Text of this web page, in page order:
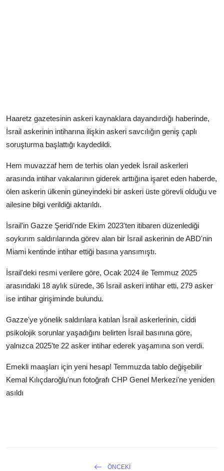
Haaretz gazetesinin askeri kaynaklara dayandırdığı haberinde,
İsrail askerinin intiharına ilişkin askeri savcılığın geniş çaplı
soruşturma başlattığı kaydedildi.
Hem muvazzaf hem de terhis olan yedek İsrail askerleri
arasında intihar vakalarının giderek arttığına işaret eden haberde,
ölen askerin ülkenin güneyindeki bir askeri üste görevli olduğu ve
ailesine bilgi verildiği aktarıldı.
İsrail'in Gazze Şeridi'nde Ekim 2023'ten itibaren düzenlediği
soykırım saldırılarında görev alan bir İsrail askerinin de ABD'nin
Miami kentinde intihar ettiği basına yansımıştı.
İsrail'deki resmi verilere göre, Ocak 2024 ile Temmuz 2025
arasındaki 18 aylık sürede, 36 İsrail askeri intihar etti, 279 asker
ise intihar girişiminde bulundu.
Gazze'ye yönelik saldırılara katılan İsrail askerlerinin, ciddi
psikolojik sorunlar yaşadığını belirten İsrail basınına göre,
yalnızca 2025’te 22 asker intihar ederek yaşamına son verdi.
Emekli maaşları için yeni hesap! Temmuzda tablo değişebilir
Kemal Kılıçdaroğlu'nun fotoğrafı CHP Genel Merkezi'ne yeniden
asıldı
ÖNCEKI